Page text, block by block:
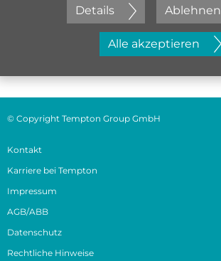
Jetzt initiativ bewerben
Details Ablehnen
Alle akzeptieren
© Copyright Tempton Group GmbH
Kontakt
Karriere bei Tempton
Impressum
AGB/ABB
Datenschutz
Rechtliche Hinweise